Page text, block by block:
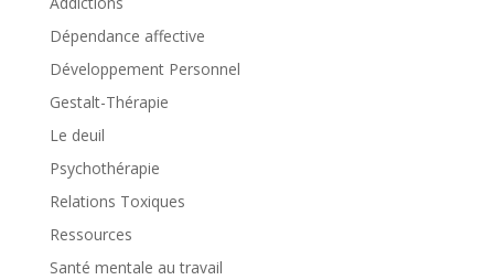
Dépendance affective
Développement Personnel
Gestalt-Thérapie
Le deuil
Psychothérapie
Relations Toxiques
Ressources
Santé mentale au travail